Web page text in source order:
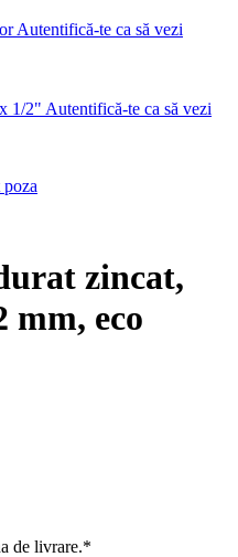
Autentifică-te ca să vezi
1/2" Autentifică-te ca să vezi
zincat,
mm, eco
de livrare.*